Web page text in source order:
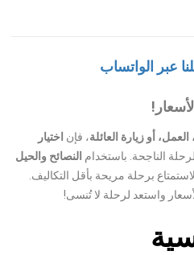
عبر الواتساب
العمل، أو زيارة العائلة، فإن اختيار
الناجحة. باستخدام النصائح والحيل
برحلة مريحة بأقل التكاليف.
واستعد لرحلة لا تُنسى!